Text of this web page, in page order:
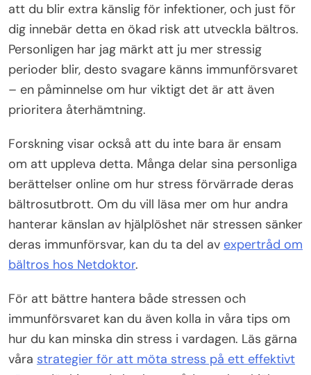
att du blir extra känslig för infektioner, och just för
dig innebär detta en ökad risk att utveckla bältros.
Personligen har jag märkt att ju mer stressig
perioder blir, desto svagare känns immunförsvaret
– en påminnelse om hur viktigt det är att även
prioritera återhämtning.
Forskning visar också att du inte bara är ensam
om att uppleva detta. Många delar sina personliga
berättelser online om hur stress förvärrade deras
bältrosutbrott. Om du vill läsa mer om hur andra
hanterar känslan av hjälplöshet när stressen sänker
deras immunförsvar, kan du ta del av expertråd om
bältros hos Netdoktor.
För att bättre hantera både stressen och
immunförsvaret kan du även kolla in våra tips om
hur du kan minska din stress i vardagen. Läs gärna
våra strategier för att möta stress på ett effektivt